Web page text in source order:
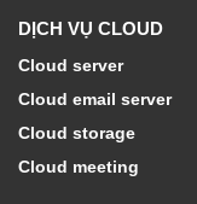
DỊCH VỤ CLOUD
Cloud server
Cloud email server
Cloud storage
Cloud meeting